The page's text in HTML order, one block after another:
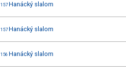
157 Hanácký slalom
157 Hanácký slalom
156 Hanácký slalom